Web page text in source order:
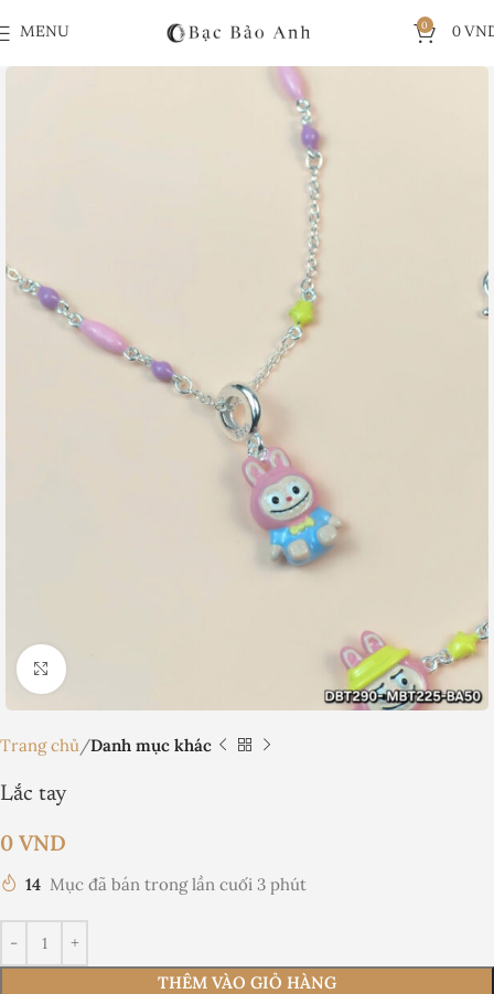
MENU
0
0
Nhấp để phóng to
Trang chủ Danh mục khác
Lắc tay
0 VND
14 Mục đã bán trong lần cuối 3 phút
THÊM VÀO GIỎ HÀNG